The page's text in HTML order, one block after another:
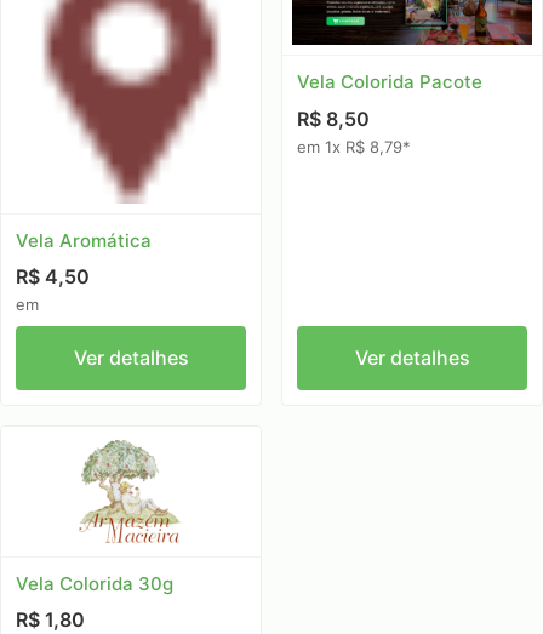
Vela Aromática
R$ 4,50
em
Ver detalhes
Vela Colorida Pacote
R$ 8,50
em 1x R$ 8,79*
Ver detalhes
Vela Colorida 30g
R$ 1,80